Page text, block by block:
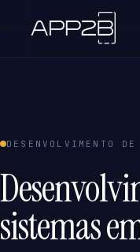
DESENVOLVIMENTO
sistemas